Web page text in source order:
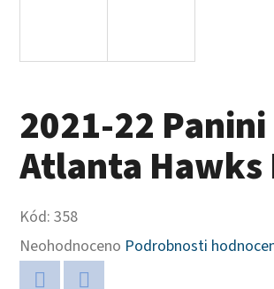
2021-22
Atlanta Hawks
Kód: 358
Průměrné
hodnocení
Neohodnoceno Podrobnosti